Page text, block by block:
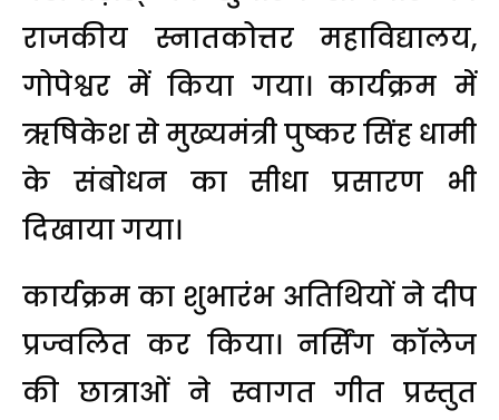
राजकीय स्नातकोत्तर महाविद्यालय,
गोपेश्वर में किया गया। कार्यक्रम में
ऋषिकेश से मुख्यमंत्री पुष्कर सिंह धामी
के संबोधन का सीधा प्रसारण भी
दिखाया गया।
कार्यक्रम का शुभारंभ अतिथियों ने दीप
प्रज्वलित कर किया। नर्सिंग कॉलेज
की छात्राओं ने स्वागत गीत प्रस्तुत